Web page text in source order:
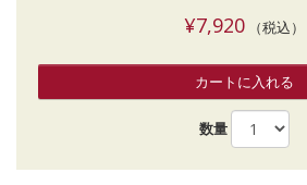
¥7,920（税込）
カートに入れる
数量